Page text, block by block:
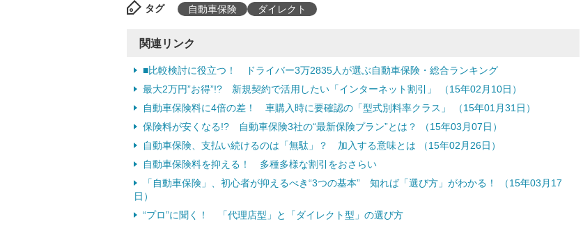
タグ 自動車保険 ダイレクト
関連リンク
■比較検討に役立つ！ ドライバー3万2835人が選ぶ自動車保険・総合ランキング
最大2万円”お得”!? 新規契約で活用したい「インターネット割引」 （15年02月10日）
自動車保険料に4倍の差！ 車購入時に要確認の「型式別料率クラス」 （15年01月31日）
保険料が安くなる!? 自動車保険3社の“最新保険プラン”とは？ （15年03月07日）
自動車保険、支払い続けるのは「無駄」？ 加入する意味とは （15年02月26日）
自動車保険料を抑える！ 多種多様な割引をおさらい
「自動車保険」、初心者が抑えるべき“3つの基本” 知れば「選び方」がわかる！ （15年03月17
日）
“プロ”に聞く！ 「代理店型」と「ダイレクト型」の選び方